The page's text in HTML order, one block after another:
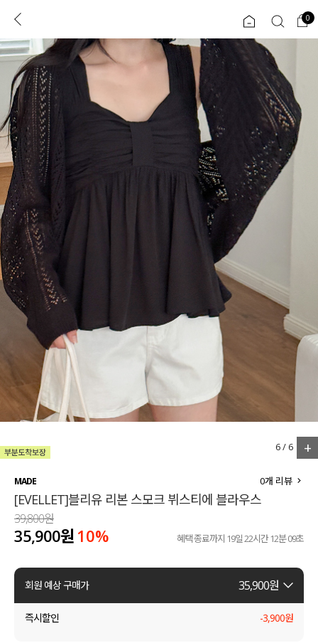
로그인 0
ENG
TW
콘텐츠 리뷰 & 혜택 회원혜택
CATEGORY COMMUNITY
도착보장⚡
인플루언서 pick!
신상 5%
베스트
MADE
세트할인 ~30%
하객룩
살안타템
티셔츠
팬츠
셔츠
원피스
ALL
익스클루시브
니트
팬츠
언더웨어
ACC
0
1/ 6 +
MADE
[EVELLET]블리유 리본 스모크 뷔스티에 블라우스
0개 리뷰
39,800원
35,900원 10% 혜택 종료까지 19일 22시간 12분 08초
회원 예상 구매가 35,900원
즉시할인 -3,900원